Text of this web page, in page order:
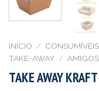
INÍCIO / CONSUMÍVEIS
TAKE-AWAY /
TAKE AWAY